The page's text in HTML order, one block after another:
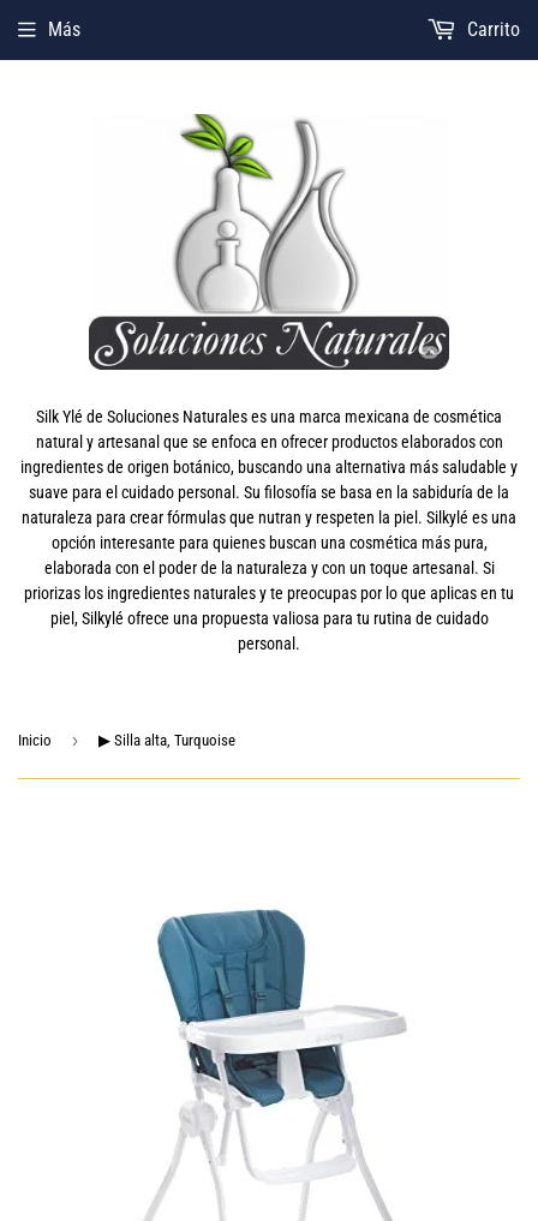
Silk Ylé de Soluciones Naturales es una marca mexicana de cosmética
natural y artesanal que se enfoca en ofrecer productos elaborados con
ingredientes de origen botánico, buscando una alternativa más saludable y
suave para el cuidado personal. Su filosofía se basa en la sabiduría de la
naturaleza para crear fórmulas que nutran y respeten la piel. Silkylé es una
opción interesante para quienes buscan una cosmética más pura,
elaborada con el poder de la naturaleza y con un toque artesanal. Si
priorizas los ingredientes naturales y te preocupas por lo que aplicas en tu
piel, Silkylé ofrece una propuesta valiosa para tu rutina de cuidado
personal.
Más Carrito
Inicio › ▶ Silla alta, Turquoise